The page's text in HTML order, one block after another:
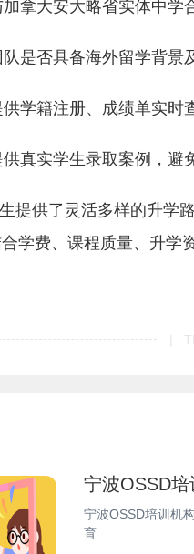
拿大安大略省实体中学
是否具备海外留学背景
学籍注册、成绩单实时
真实学生录取案例，避
提供了灵活多样的升学
学费、课程质量、升学
|
宁波OSSD
宁波OSSD培训机
育